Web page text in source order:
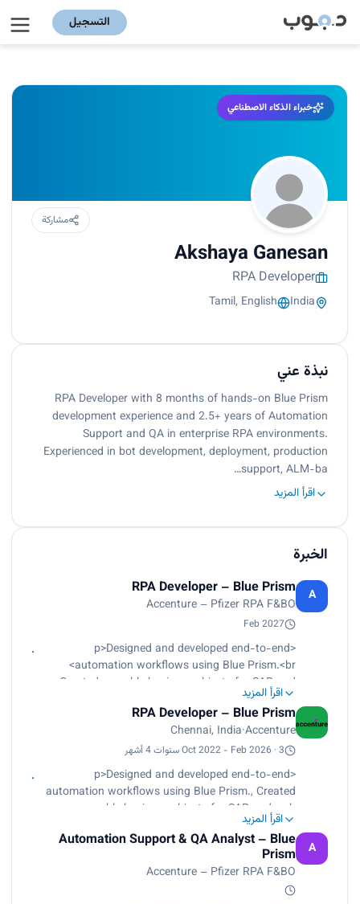
التسجيل
خبراء الذكاء الاصطناعي
مشاركة
Akshaya Ganesan
RPA Developer
India
Tamil, English
نبذة عني
RPA Developer with 8 months of hands-on Blue Prism
development experience and 2.5+ years of Automation
Support and QA in enterprise RPA environments.
Experienced in bot development, deployment, production
support, ALM-ba…
اقرأ المزيد
الخبرة
A
RPA Developer – Blue Prism
Accenture – Pfizer RPA F&BO
Feb 2027
<p>Designed and developed end-to-end
automation workflows using Blue Prism.<br>
Created reusable business objects for SAP and
web applications.<br>
Performed unit testing and supported UAT
validation.<br>
Participated in requirement analysis and solution
design discussions.<br>
Supported deployment activities and post-
production stabilization.</p>
اقرأ المزيد
RPA Developer – Blue Prism
Accenture
·
Chennai, India
Oct 2022 - Feb 2026 · 3 سنوات 4 أشهر
<p>Designed and developed end-to-end
automation workflows using Blue Prism., Created
reusable business objects for SAP and web
applications., Performed unit testing and
supported UAT validation., Participated in
requirement analysis and solution design
discussions., Supported deployment activities and
post-production stabilization.</p>
اقرأ المزيد
A
Automation Support & QA Analyst – Blue
Prism
Accenture – Pfizer RPA F&BO